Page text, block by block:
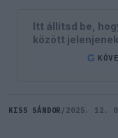
Itt állítsd be,
között
G
KISS SÁNDOR / 2025. 12.